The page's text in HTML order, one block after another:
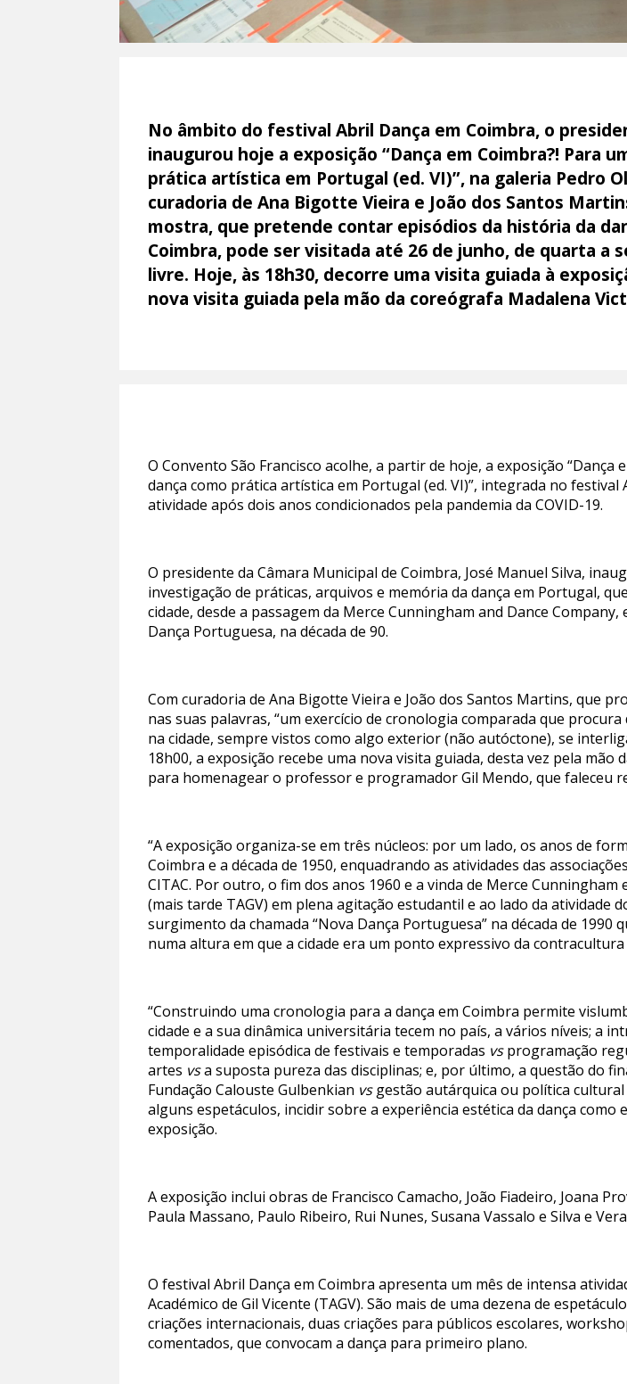
No âmbito do festival Abril Dança em Coimbra, o
inaugurou hoje a exposição “Dança em Coimbra?! Para
prática artística em Portugal (ed. VI)”, na galeria Pedro
curadoria de Ana Bigotte Vieira e João dos Santos
mostra, que pretende contar episódios da história da
Coimbra, pode ser visitada até 26 de junho, de quarta a
livre. Hoje, às 18h30, decorre uma visita guiada à
nova visita guiada pela mão da coreógrafa Madalena
O Convento São Francisco acolhe, a partir de hoje, a exposição “Dança
dança como prática artística em Portugal (ed. VI)”, integrada no
atividade após dois anos condicionados pela pandemia da COVID-19.
O presidente da Câmara Municipal de Coimbra, José Manuel Silva,
investigação de práticas, arquivos e memória da dança em Portugal,
cidade, desde a passagem da Merce Cunningham and Dance
Dança Portuguesa, na década de 90.
Com curadoria de Ana Bigotte Vieira e João dos Santos Martins, que
nas suas palavras, “um exercício de cronologia comparada que
na cidade, sempre vistos como algo exterior (não autóctone), se
18h00, a exposição recebe uma nova visita guiada, desta vez pela
para homenagear o professor e programador Gil Mendo, que faleceu
“A exposição organiza-se em três núcleos: por um lado, os anos de
Coimbra e a década de 1950, enquadrando as atividades das
CITAC. Por outro, o fim dos anos 1960 e a vinda de Merce
(mais tarde TAGV) em plena agitação estudantil e ao lado da atividade
surgimento da chamada “Nova Dança Portuguesa” na década de
numa altura em que a cidade era um ponto expressivo da
“Construindo uma cronologia para a dança em Coimbra permite
cidade e a sua dinâmica universitária tecem no país, a vários níveis; a
temporalidade episódica de festivais e temporadas vsprogramação
artes vsa suposta pureza das disciplinas; e, por último, a questão do
Fundação Calouste Gulbenkian vsgestão autárquica ou política cultural
alguns espetáculos, incidir sobre a experiência estética da dança
exposição.
A exposição inclui obras de Francisco Camacho, João Fiadeiro, Joana
Paula Massano, Paulo Ribeiro, Rui Nunes, Susana Vassalo e Silva e
O festival Abril Dança em Coimbra apresenta um mês de intensa
Académico de Gil Vicente (TAGV). São mais de uma dezena de
criações internacionais, duas criações para públicos escolares,
comentados, que convocam a dança para primeiro plano.